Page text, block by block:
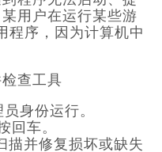
用户在运行某些游
程序，因为计算机中
查工具
身份运行。
回车。